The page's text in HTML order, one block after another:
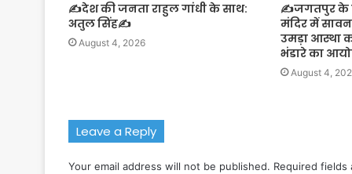
✍️देश की जनता राहुल गांधी के साथ:
अतुल सिंह✍️
August 4, 2026
✍️जगतपुर के
मंदिर में
उमड़ा आस्था
भंडारे का
August 4,
Leave a Reply
Your email address will not be published. Required